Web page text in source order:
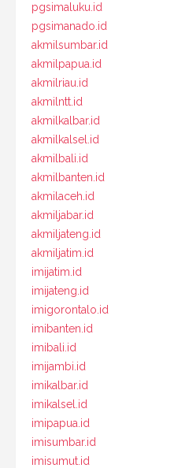
pgsimaluku.id
pgsimanado.id
akmilsumbar.id
akmilpapua.id
akmilriau.id
akmilntt.id
akmilkalbar.id
akmilkalsel.id
akmilbali.id
akmilbanten.id
akmilaceh.id
akmiljabar.id
akmiljateng.id
akmiljatim.id
imijatim.id
imijateng.id
imigorontalo.id
imibanten.id
imibali.id
imijambi.id
imikalbar.id
imikalsel.id
imipapua.id
imisumbar.id
imisumut.id